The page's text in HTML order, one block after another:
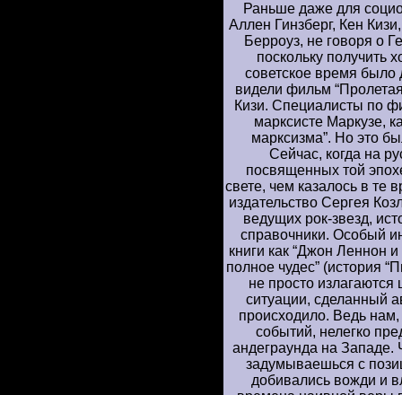
Раньше даже для
Аллен Гинзберг, Кен
Берроуз, не говоря о
поскольку получить
советское время
видели фильм
Кизи. Специалисты по
марксисте Маркузе,
марксизма”. Но это
Сейчас, когда на
посвященных той
свете, чем казалось в те
издательство Сергея
ведущих рок-звезд,
справочники. Особый
книги как “Джон Леннон
полное чудес” (история
не просто
ситуации, сделанный
происходило. Ведь
событий, нелегко
андеграунда на
задумываешься с
добивались вожди и